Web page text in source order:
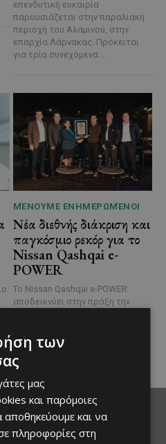
επενδυτική ευκαιρία
παρουσιάζεται στην παραλιακή
περιοχή του Αλαμινού, στην
επαρχία Λάρνακας. Πρόκειται
για τρία συνεχόμενα...
ΜΈΝΟΥΜΕ ΕΝΗΜΕΡΩΜΈΝΟΙ
Νέα διεθνής διάκριση και
παγκόσμιο ρεκόρ για το
Nissan Qashqai e-
POWER
Το Nissan Qashqai e-POWER
αποδεικνύει στην πράξη την
Guinness World Records....
των
μας
και παρόμοιες
αποθηκεύουμε και να
πληροφορίες στη